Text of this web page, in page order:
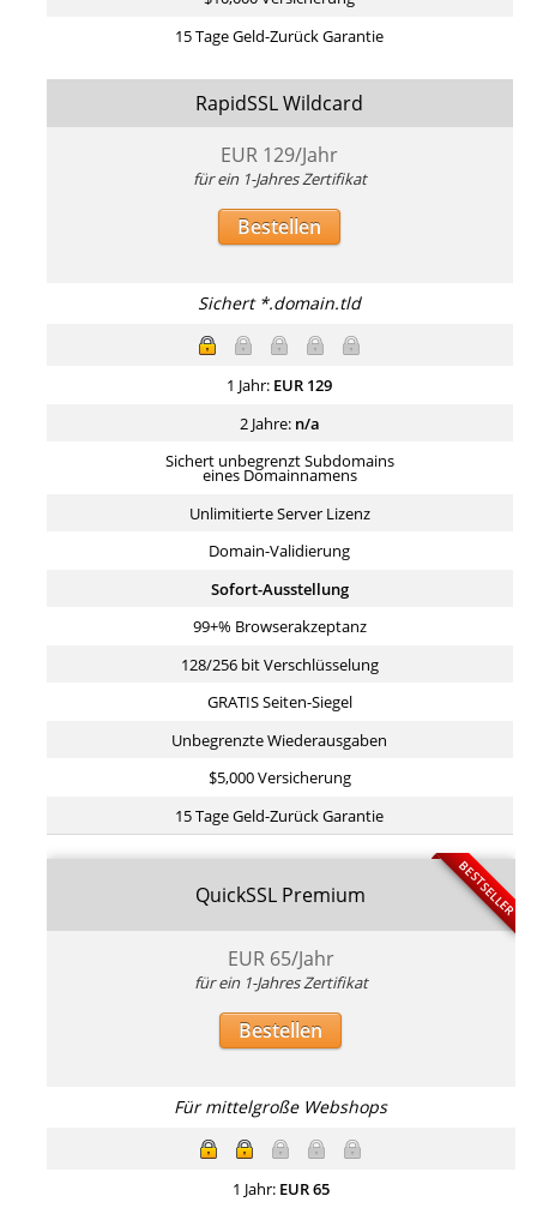
15 Tage Geld-Zurück Garantie
RapidSSL Wildcard
EUR 129/Jahr
für ein 1-Jahres Zertifikat
Bestellen
Sichert *.domain.tld
1 Jahr: EUR 129
2 Jahre: n/a
Sichert unbegrenzt Subdomains
eines Domainnamens
Unlimitierte Server Lizenz
Domain-Validierung
Sofort-Ausstellung
99+% Browserakzeptanz
128/256 bit Verschlüsselung
GRATIS Seiten-Siegel
Unbegrenzte Wiederausgaben
$5,000 Versicherung
15 Tage Geld-Zurück Garantie
QuickSSL Premium
EUR 65/Jahr
für ein 1-Jahres Zertifikat
Bestellen
Für mittelgroße Webshops
1 Jahr: EUR65
BESTSELLER